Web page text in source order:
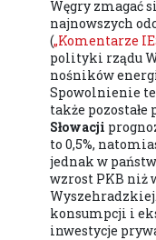
Węgry zmagać
najnowszych
(„Komentarze
polityki rządu
nośników
Spowolnienie
także
Słowacji
to 0,5%,
jednak w
wzrost PKB niż
konsumpcji i
inwestycje